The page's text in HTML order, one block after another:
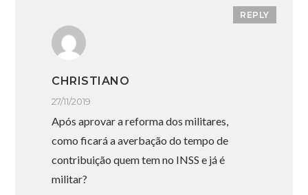
CHRISTIANO
27/11/2019
Após aprovar a reforma dos militares,
como ficará a averbação do tempo de
contribuição quem tem no INSS e já é
militar?
REPLY